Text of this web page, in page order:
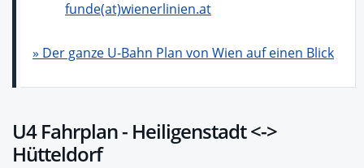
funde(at)wienerlinien.at
» Der ganze U-Bahn Plan von Wien auf einen Blick
U4 Fahrplan - Heiligenstadt <->
Hütteldorf